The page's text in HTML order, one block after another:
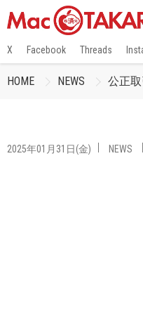
X Facebook Threads
HOME NEWS 公正
2025年01月31日(金) NEWS